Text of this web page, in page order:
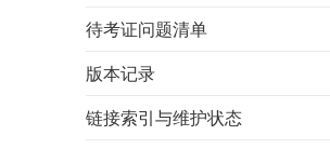
待考证问题清单
版本记录
链接索引与维护状态